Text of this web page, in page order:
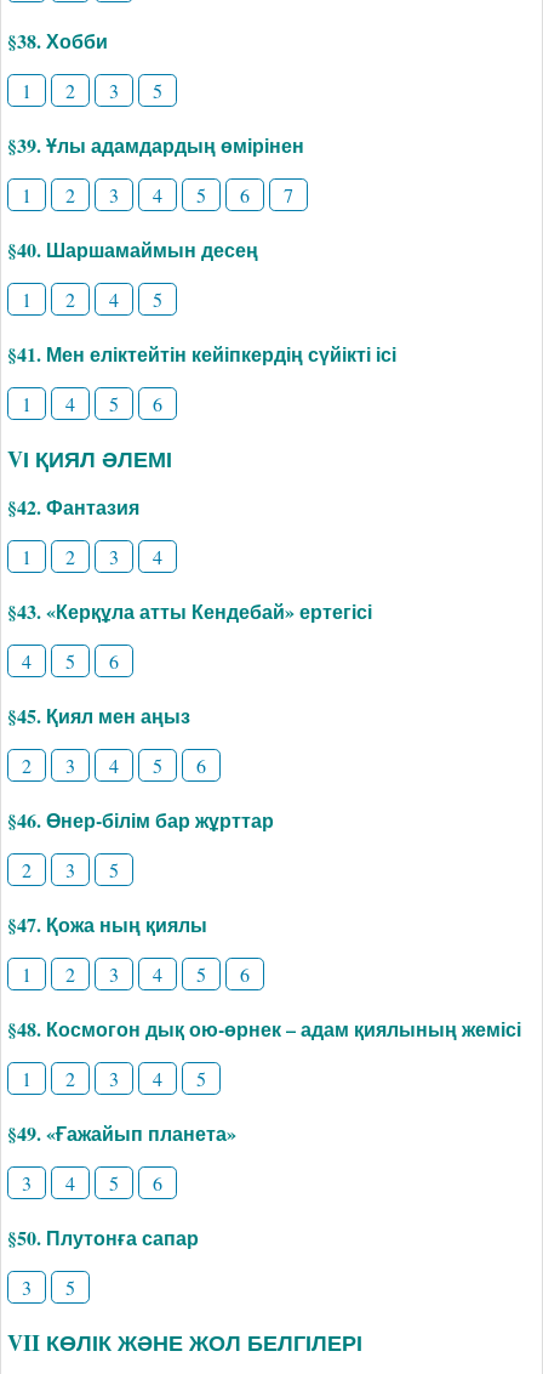
§38. Хобби
1 2 3 5
§39. Ұлы адамдардың өмірінен
1 2 3 4 5 6 7
§40. Шаршамаймын десең
1 2 4 5
§41. Мен еліктейтін кейіпкердің сүйікті ісі
1 4 5 6
VІ ҚИЯЛ ӘЛЕМІ
§42. Фантазия
1 2 3 4
§43. «Керқұла атты Кендебай» ертегісі
4 5 6
§45. Қиял мен аңыз
2 3 4 5 6
§46. Өнер-білім бар жұрттар
2 3 5
§47. Қожа ның қиялы
1 2 3 4 5 6
§48. Космогон дық ою-өрнек – адам қиялының жемісі
1 2 3 4 5
§49. «Ғажайып планета»
3 4 5 6
§50. Плутонға сапар
3 5
VII КӨЛІК ЖӘНЕ ЖОЛ БЕЛГІЛЕРІ